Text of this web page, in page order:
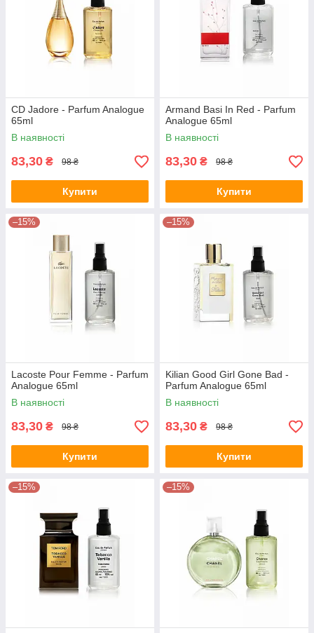
CD Jadore - Parfum Analogue
65ml
В наявності
83,30 ₴ 98 ₴
Купити
Armand Basi In Red - Parfum
Analogue 65ml
В наявності
83,30 ₴ 98 ₴
Купити
–15%
Lacoste Pour Femme - Parfum
Analogue 65ml
В наявності
83,30 ₴ 98 ₴
Купити
–15%
Kilian Good Girl Gone Bad -
Parfum Analogue 65ml
В наявності
83,30 ₴ 98 ₴
Купити
–15% –15%